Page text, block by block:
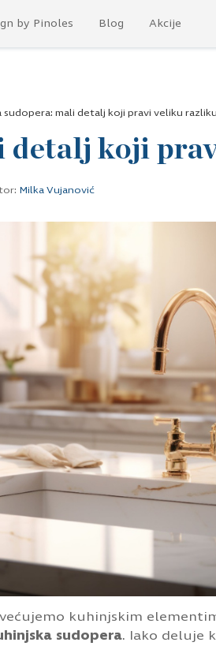
by Pinoles Blog Akcije
sudopera: mali detalj koji pravi veliku razliku
detalj koji
Milka Vujanović
kuhinjskim
sudopera. Iako deluje